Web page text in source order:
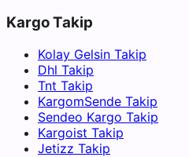
Kargo Takip
Kolay Gelsin Takip
Dhl Takip
Tnt Takip
KargomSende Takip
Sendeo Kargo Takip
Kargoist Takip
Jetizz Takip